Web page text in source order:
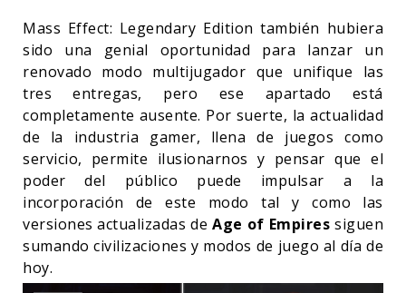
Mass Effect: Legendary Edition también hubiera
sido una genial oportunidad para lanzar un
renovado modo multijugador que unifique las
tres entregas, pero ese apartado está
completamente ausente. Por suerte, la actualidad
de la industria gamer, llena de juegos como
servicio, permite ilusionarnos y pensar que el
poder del público puede impulsar a la
incorporación de este modo tal y como las
versiones actualizadas deAge of Empires siguen
sumando civilizaciones y modos de juego al día de
hoy.